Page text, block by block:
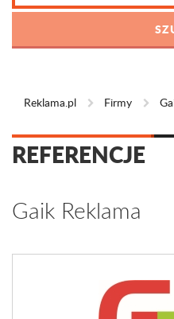
Reklama.pl Firmy
REFERENCJE
Gaik Reklama